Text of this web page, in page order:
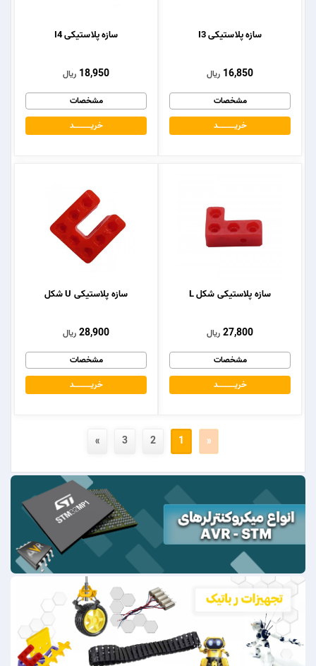
سازه پلاستیکی I3
16,850 ریال
مشخصات
خریــــــــــــد
سازه پلاستیکی I4
18,950 ریال
مشخصات
خریــــــــــــد
سازه پلاستیکی شکل L
27,800 ریال
مشخصات
خریــــــــــــد
سازه پلاستیکی U شکل
28,900 ریال
مشخصات
خریــــــــــــد
«
1
2
3
»